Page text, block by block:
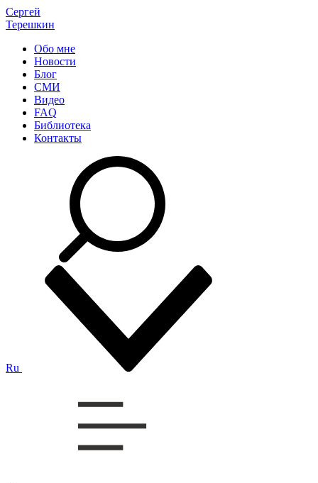
Сергей
Терешкин
Обо мне
Новости
Блог
СМИ
Видео
FAQ
Библиотека
Контакты
Ru